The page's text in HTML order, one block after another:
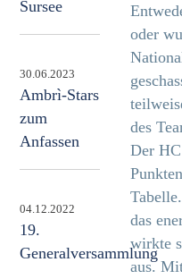
oder
des
Der
das
wirkte
aus.
Sursee
30.06.2023
Ambrì-Stars
zum
Anfassen
04.12.2022
19.
Generalversammlung